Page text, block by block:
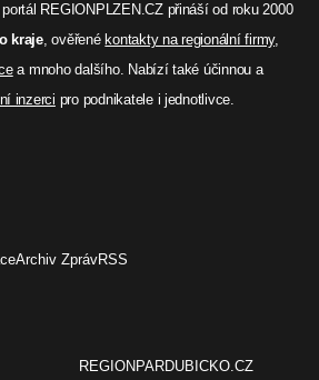
REGIONPLZEN.CZ přináší od roku 2000
kraje, ověřené kontakty na regionální firmy,
a mnoho dalšího. Nabízí také účinnou a
inzerci pro podnikatele i jednotlivce.
Archiv ZprávRSS
REGIONPARDUBICKO.CZ